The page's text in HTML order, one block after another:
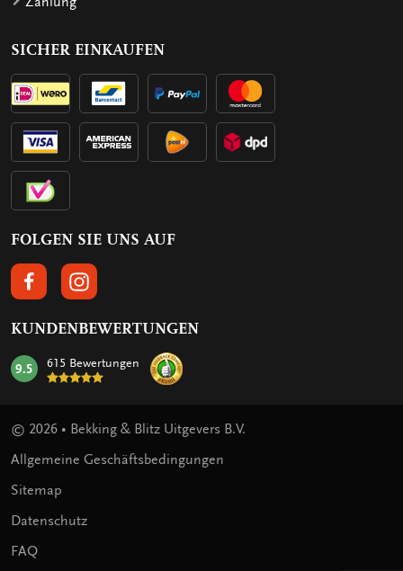
SICHER EINKAUFEN
FOLGEN SIE UNS AUF
FOLGEN SIE UNS AUF FACEBOOK
FOLGEN SIE UNS AUF INSTAGRAM
KUNDENBEWERTUNGEN
mark:
9.5 615 Bewertungen
© 2026 • Bekking & Blitz Uitgevers B.V.
Allgemeine Geschäftsbedingungen
Sitemap
Datenschutz
FAQ